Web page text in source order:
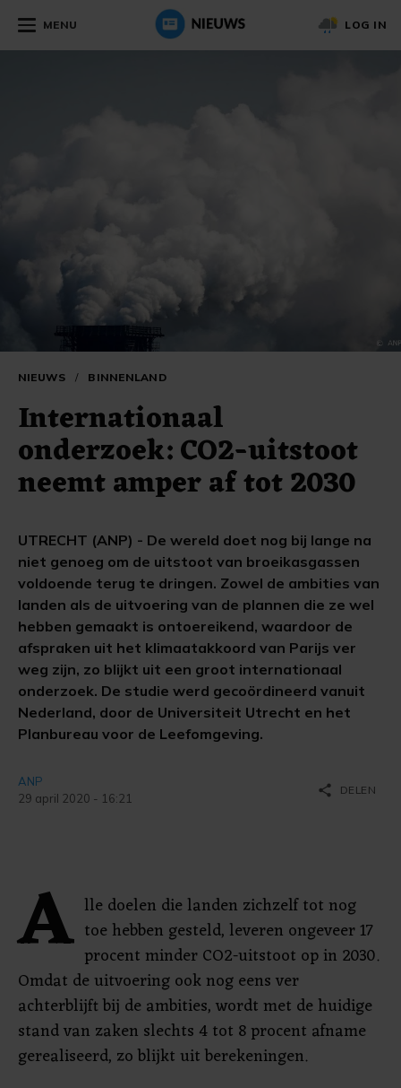
MENU LOG IN
NIEUWS / BINNENLAND
Internationaal
onderzoek: CO2-uitstoot
neemt amper af tot 2030
UTRECHT (ANP) - De wereld doet nog bij lange na
niet genoeg om de uitstoot van broeikasgassen
voldoende terug te dringen. Zowel de ambities van
landen als de uitvoering van de plannen die ze wel
hebben gemaakt is ontoereikend, waardoor de
afspraken uit het klimaatakkoord van Parijs ver
weg zijn, zo blijkt uit een groot internationaal
onderzoek. De studie werd gecoördineerd vanuit
Nederland, door de Universiteit Utrecht en het
Planbureau voor de Leefomgeving.
ANP
29 april 2020 - 16:21
share DELEN
A lle doelen die landen zichzelf tot nog
toe hebben gesteld, leveren ongeveer 17
procent minder CO2-uitstoot op in 2030.
Omdat de uitvoering ook nog eens ver
achterblijft bij de ambities, wordt met de huidige
stand van zaken slechts 4 tot 8 procent afname
gerealiseerd, zo blijkt uit berekeningen.